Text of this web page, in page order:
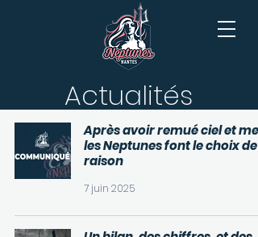
Actualités
Après avoir remué ciel et
les Neptunes font le choix de
raison
7 juin 2025